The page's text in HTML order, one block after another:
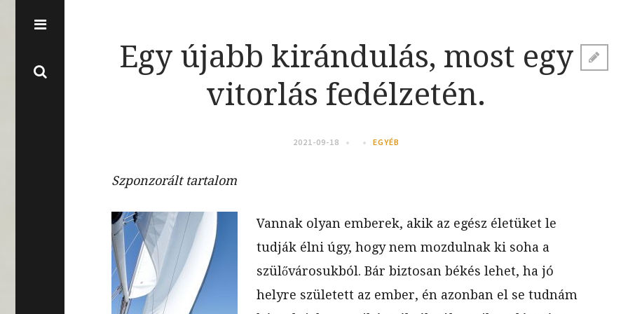
Egy újabb kirándulás, most egy
vitorlás fedélzetén.
2021-09-18 EGYÉB
Szponzorált tartalom
Vannak olyan emberek, akik az egész életüket le
tudják élni úgy, hogy nem mozdulnak ki soha a
szülővárosukból. Bár biztosan békés lehet, ha jó
helyre született az ember, én azonban el se tudnám